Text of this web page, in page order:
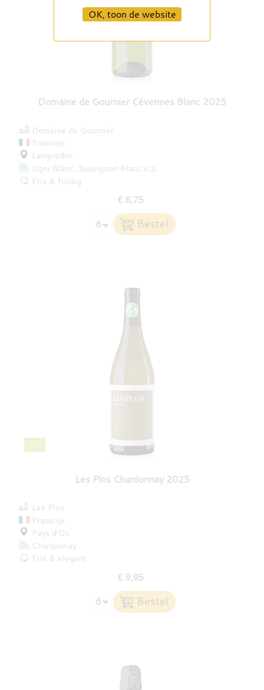
Domaine de Gournier Cévennes Blanc 2025
Domaine de Gournier
Frankrijk
Languedoc
Ugni Blanc Sauvignon Blanc e.a.
Fris & fruitig
€ 8,75
Les Plos Chardonnay 2025
Les Plos
Frankrijk
Pays d’Oc
Chardonnay
Fris & elegant
€ 9,95
OK, toon de website